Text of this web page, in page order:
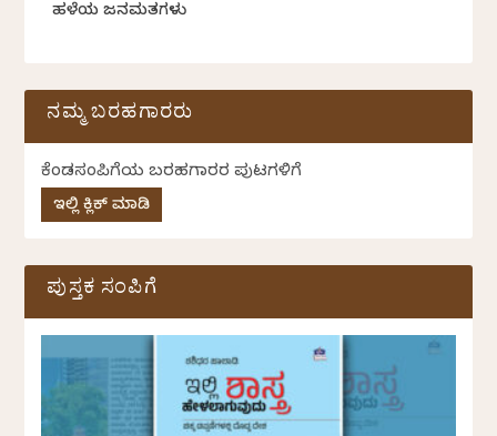
ಹಳೆಯ ಜನಮತಗಳು
ನಮ್ಮ ಬರಹಗಾರರು
ಕೆಂಡಸಂಪಿಗೆಯ ಬರಹಗಾರರ ಪುಟಗಳಿಗೆ
ಇಲ್ಲಿ ಕ್ಲಿಕ್ ಮಾಡಿ
ಪುಸ್ತಕ ಸಂಪಿಗೆ